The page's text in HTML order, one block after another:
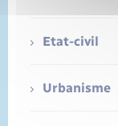
Etat-civil
Urbanisme